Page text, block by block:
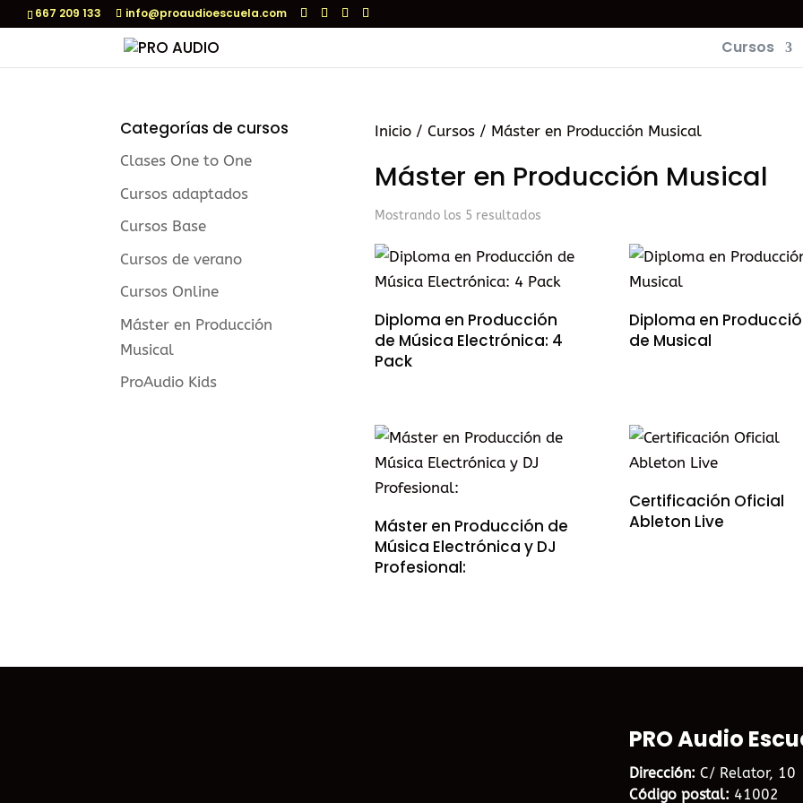
667 209 133 info@proaudioescuela.com
Cursos
Inicio/ Cursos/ Máster en Producción Musical
Máster en Producción Musical
Mostrando los 5 resultados
Diploma en Producción
de Música Electrónica: 4
Pack
Diploma en
de Musical
Máster en Producción de
Música Electrónica y DJ
Profesional:
Certificación Oficial
Ableton Live
Categorías de cursos
Clases One to One
Cursos adaptados
Cursos Base
Cursos de verano
Cursos Online
Máster en Producción
Musical
ProAudio Kids
PRO Audio
Dirección: C/ Relator, 10
Código postal: 41002